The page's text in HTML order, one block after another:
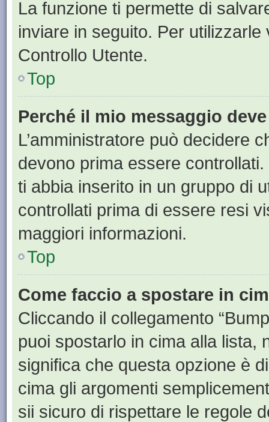
La funzione ti permette di
inviare in seguito. Per utilizzarle
Controllo Utente.
Top
Perché il mio messaggio
L’amministratore può decidere
devono prima essere
ti abbia inserito in un gruppo di
controllati prima di essere resi
maggiori informazioni.
Top
Come faccio a spostare in
Cliccando il collegamento
puoi spostarlo in cima alla lista,
significa che questa opzione è
cima gli argomenti
sii sicuro di rispettare le regole